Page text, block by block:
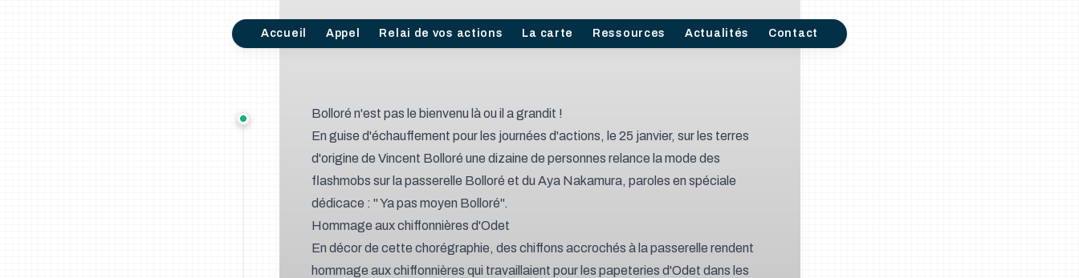
Bolloré n'est pas le bienvenu là ou il a grandit !
En guise d'échauffement pour les journées d'actions, le 25 janvier, sur les terres
d'origine de Vincent Bolloré une dizaine de personnes relance la mode des
flashmobs sur la passerelle Bolloré et du Aya Nakamura, paroles en spéciale
dédicace : " Ya pas moyen Bolloré".
Hommage aux chiffonnières d'Odet
En décor de cette chorégraphie, des chiffons accrochés à la passerelle rendent
hommage aux chiffonnières qui travaillaient pour les papeteries d'Odet dans les
Accueil Appel Relai de vos actions La carte Ressources Actualités Contact